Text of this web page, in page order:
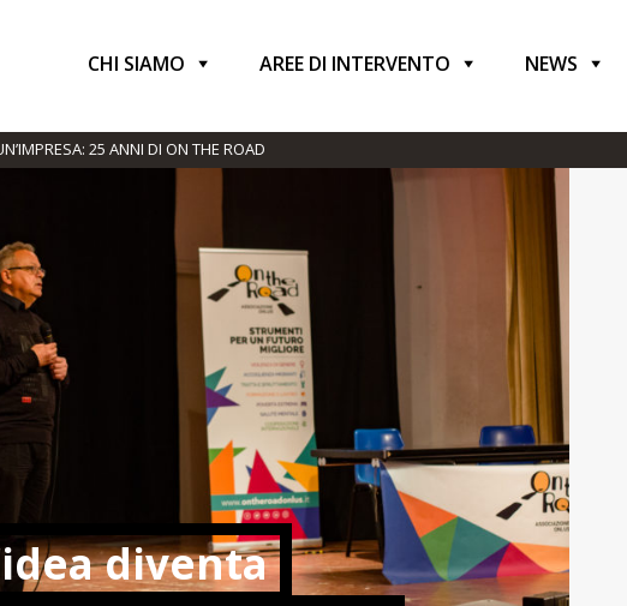
CHI SIAMO AREE DI INTERVENTO NEWS
25 ANNI DI ON THE ROAD
diventa